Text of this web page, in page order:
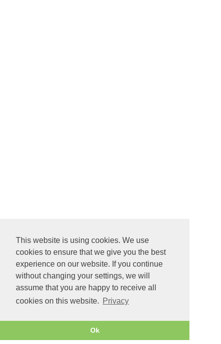
This website is using cookies. We use
cookies to ensure that we give you the best
experience on our website. If you continue
without changing your settings, we will
assume that you are happy to receive all
cookies on this website. Privacy
Ok